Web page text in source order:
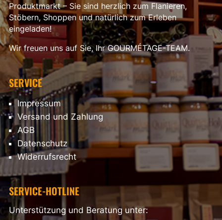
Produktmarkt – Sie sind herzlich zum Flanieren,
Stöbern, Shoppen und natürlich zum Erleben
eingeladen!
Wir freuen uns auf Sie, Ihr GOURMÉTAGE-TEAM.
SERVICE
Impressum
Versand und Zahlung
AGB
Datenschutz
Widerrufsrecht
SERVICE-HOTLINE
Unterstützung und Beratung unter: